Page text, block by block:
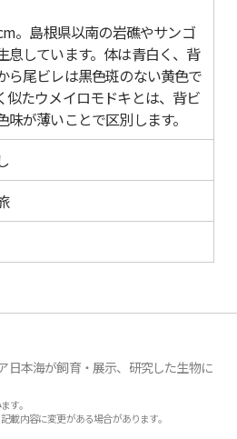
。島根県以南の岩礁やサンゴ
息しています。体は青白く、背
ら尾ビレは黒色斑のない黄色で
似たウメイロモドキとは、背ビ
味が薄いことで区別します。
日本海が飼育・展示、研究した生物に
す。
内容に変更がある場合があります。